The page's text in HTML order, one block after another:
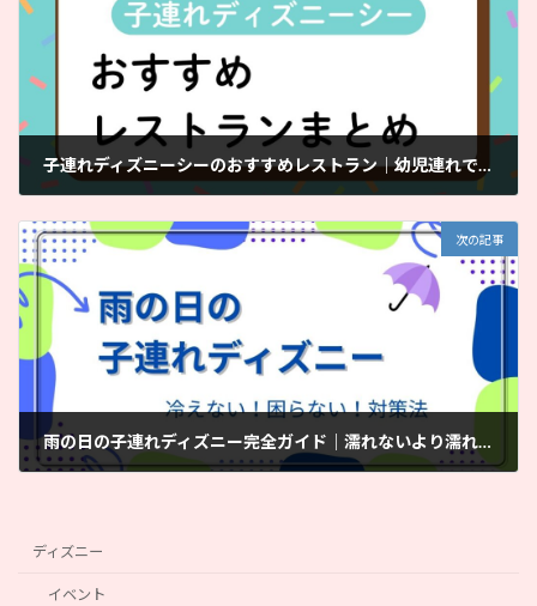
子連れディズニーシーのおすすめレストラン｜幼児連れでも利用しやすいお店を紹介
次の記事
雨の日の子連れディズニー完全ガイド｜濡れないより濡れてもOKが成功のコツ
ディズニー
イベント